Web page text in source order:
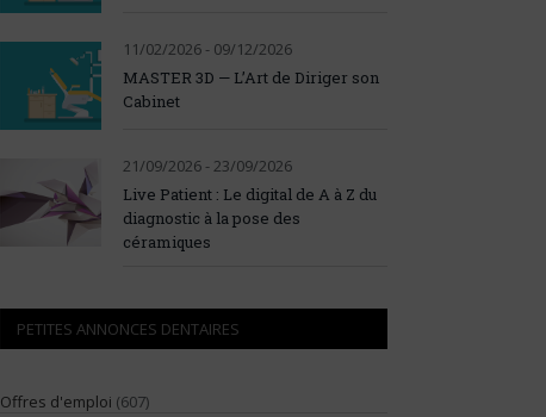
11/02/2026 - 09/12/2026
MASTER 3D — L’Art de Diriger son
Cabinet
21/09/2026 - 23/09/2026
Live Patient : Le digital de A à Z du
diagnostic à la pose des
céramiques
PETITES ANNONCES DENTAIRES
Offres d'emploi (607)